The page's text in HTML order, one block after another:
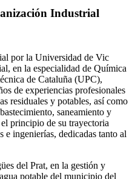
Industrial
por la Universidad de Vic
en la especialidad de Química
de Cataluña (UPC),
de experiencias profesionales
residuales y potables, así como
saneamiento y
principio de su trayectoria
e ingenierías, dedicadas tanto al
del Prat, en la gestión y
potable del municipio del